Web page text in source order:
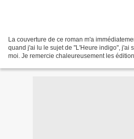
La couverture de ce roman m'a
quand j'ai lu le sujet de "L'Heure indigo", j'ai
moi. Je remercie chaleureusement les